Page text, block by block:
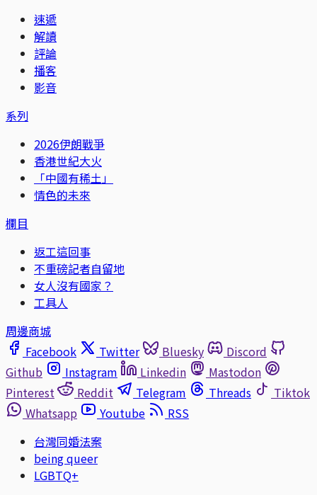
速遞
解讀
評論
播客
影音
系列
2026伊朗戰爭
香港世紀大火
「中國有稀土」
情色的未來
欄目
返工這回事
不重磅記者自留地
女人沒有國家？
工具人
周邊商城
Facebook
Twitter Bluesky
Discord
Github
Instagram Linkedin
Mastodon
Pinterest
Reddit Telegram Threads
Tiktok
Whatsapp
Youtube
RSS
台灣同婚法案
being queer
LGBTQ+